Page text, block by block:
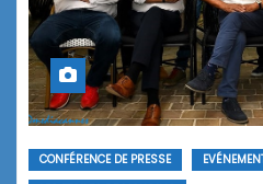
CONFÉRENCE DE PRESSE